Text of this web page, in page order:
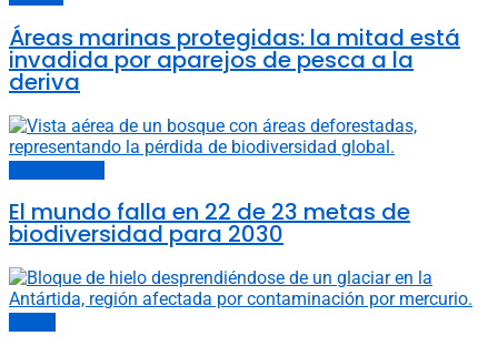
Áreas marinas protegidas: la mitad está
invadida por aparejos de pesca a la
deriva
El mundo falla en 22 de 23 metas de
biodiversidad para 2030